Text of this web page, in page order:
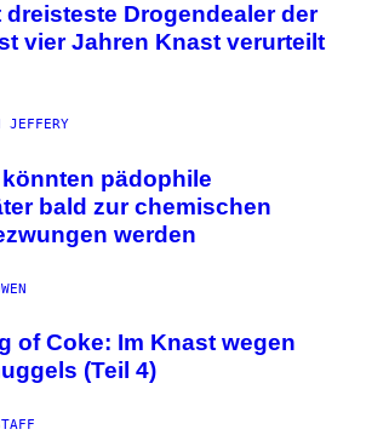
dreisteste Drogendealer der
vier Jahren Knast verurteilt
JEFFERY
pädophile
bald zur chemischen
werden
of Coke: Im Knast wegen
(Teil 4)